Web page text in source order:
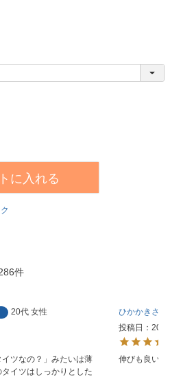
に入れる
20代 女性
ツなの？」みたいは薄
イツはしっかりとした
ひかかき
投稿日
伸びも良い